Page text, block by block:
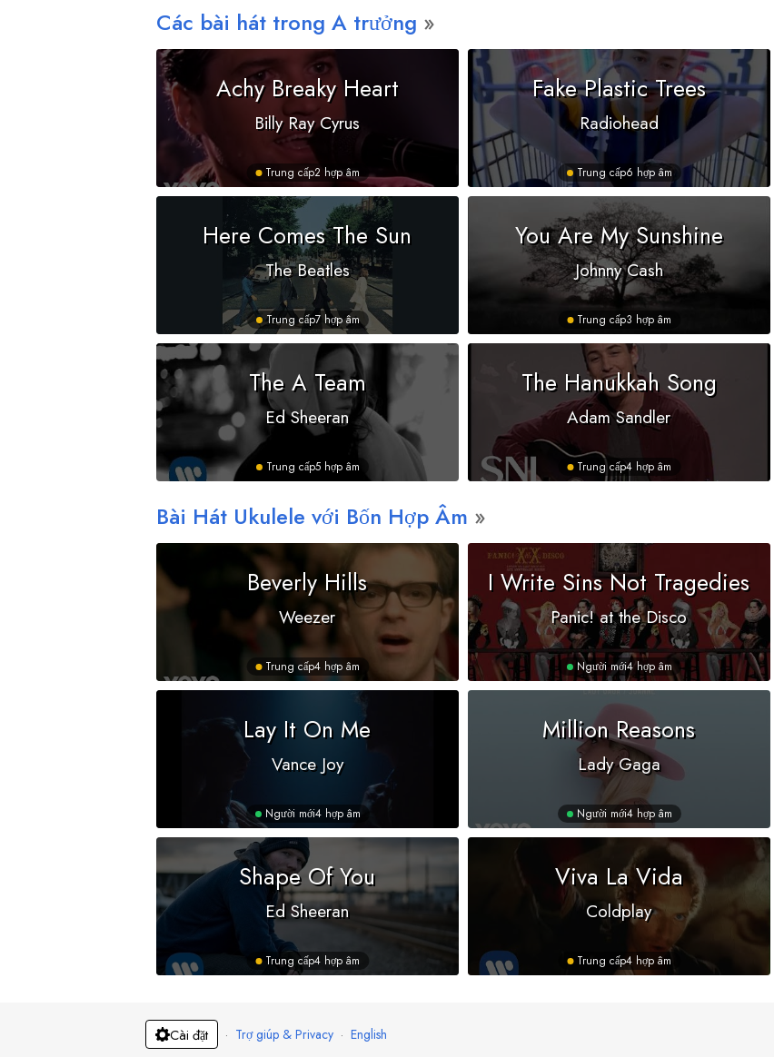
Các bài hát trong A trưởng
Achy Breaky Heart
Billy Ray Cyrus
Trung cấp2 hợp âm
Fake Plastic Trees
Radiohead
Trung cấp6 hợp âm
Here Comes The Sun
The Beatles
Trung cấp7 hợp âm
You Are My Sunshine
Johnny Cash
Trung cấp3 hợp âm
The A Team
Ed Sheeran
Trung cấp5 hợp âm
The Hanukkah Song
Adam Sandler
Trung cấp4 hợp âm
Bài Hát Ukulele với Bốn Hợp Âm
Beverly Hills
Weezer
Trung cấp4 hợp âm
I Write Sins Not Tragedies
Panic! at the Disco
Người mới4 hợp âm
Lay It On Me
Vance Joy
Người mới4 hợp âm
Million Reasons
Lady Gaga
Người mới4 hợp âm
Shape Of You
Ed Sheeran
Trung cấp4 hợp âm
Viva La Vida
Coldplay
Trung cấp4 hợp âm
Cài đặt · Trợ giúp & Privacy · English